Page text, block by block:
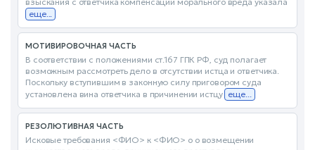
еще...
МОТИВИРОВОЧНАЯ ЧАСТЬ
В соответствии с положениями ст.167 ГПК РФ, суд полагает
возможным рассмотреть дело в отсутствии истца и ответчика.
Поскольку вступившим в законную силу приговором суда
установлена вина ответчика в причинении истцу еще...
РЕЗОЛЮТИВНАЯ ЧАСТЬ
Исковые требования <ФИО> к <ФИО> о о возмещении